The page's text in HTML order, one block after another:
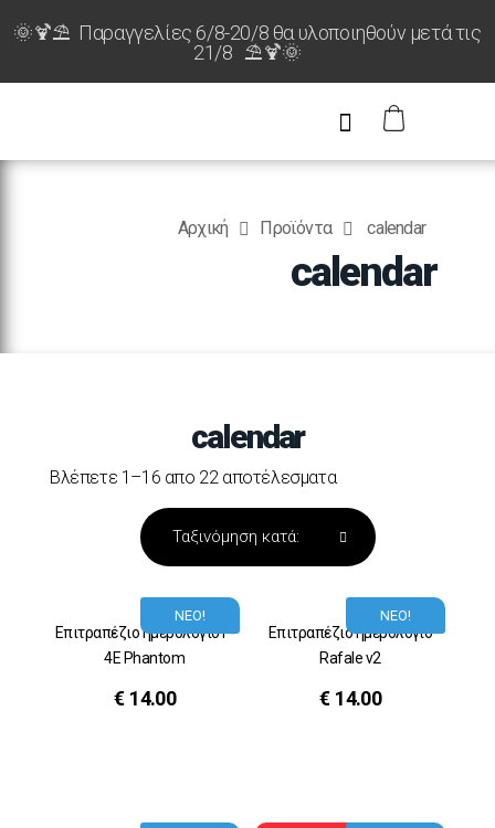
🌞🍹⛱️ Παραγγελίες 6/8-20/8 θα υλοποιηθούν μετά τις
21/8 ⛱️🍹🌞
Αρχική Προϊόντα calendar
calendar
calendar
Βλέπετε 1–16 απο 22 αποτέλεσματα
ΝΕΟ!
Επιτραπέζιο ημερολόγιο F-
4E Phantom
€ 14.00
ΝΕΟ!
Επιτραπέζιο ημερολόγιο
Rafale v2
€ 14.00